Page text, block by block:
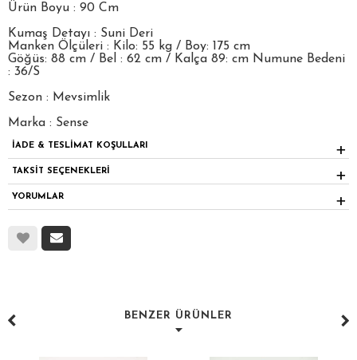
Ürün Boyu : 90 Cm
Kumaş Detayı : Suni Deri
Manken Ölçüleri : Kilo: 55 kg / Boy: 175 cm
Göğüs: 88 cm / Bel : 62 cm / Kalça 89: cm Numune Bedeni
: 36/S
Sezon : Mevsimlik
Marka : Sense
İADE & TESLİMAT KOŞULLARI
TAKSİT SEÇENEKLERİ
YORUMLAR
BENZER ÜRÜNLER